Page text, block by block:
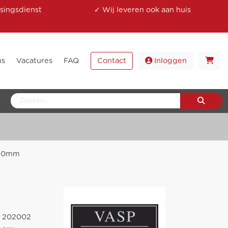
✓ Wij leveren ook aan huis
Vacatures FAQ Contact Inloggen
202002